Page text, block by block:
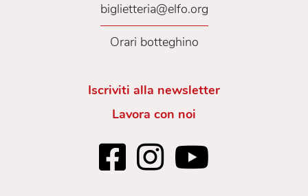
biglietteria@elfo.org
Orari botteghino
Iscriviti alla newsletter
Lavora con noi